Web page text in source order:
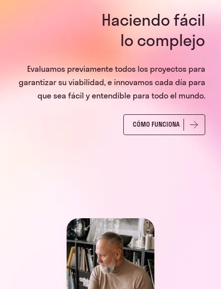
Haciendo fácil
lo complejo
Evaluamos previamente todos los proyectos para
garantizar su viabilidad, e innovamos cada día para
que sea fácil y entendible para todo el mundo.
CÓMO FUNCIONA